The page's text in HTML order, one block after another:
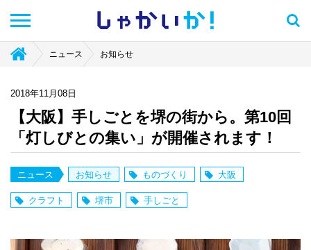
しゃかい か！
ニュース お知らせ
2018年11月08日
【大阪】手しごとを堺の街から。第10回
「灯しびとの集い」が開催されます！
ニュース お知らせ ものづくり 大阪
クラフト 堺市 手しごと